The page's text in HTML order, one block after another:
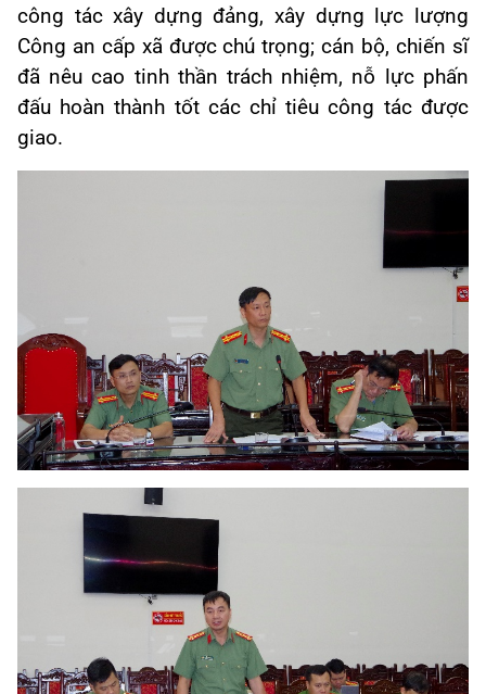
công tác xây dựng đảng, xây dựng lực lượng
Công an cấp xã được chú trọng; cán bộ, chiến sĩ
đã nêu cao tinh thần trách nhiệm, nỗ lực phấn
đấu hoàn thành tốt các chỉ tiêu công tác được
giao.